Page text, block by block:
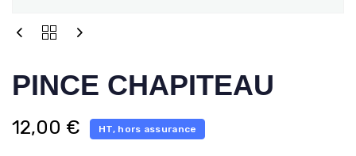
PINCE CHAPITEAU
12,00 € HT, hors assurance